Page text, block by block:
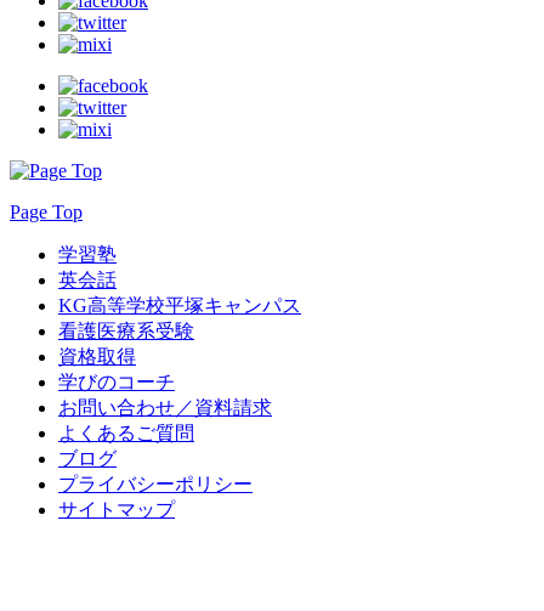
Page Top
学習塾
英会話
KG高等学校平塚キャンパス
看護医療系受験
資格取得
学びのコーチ
お問い合わせ／資料請求
よくあるご質問
ブログ
プライバシーポリシー
サイトマップ